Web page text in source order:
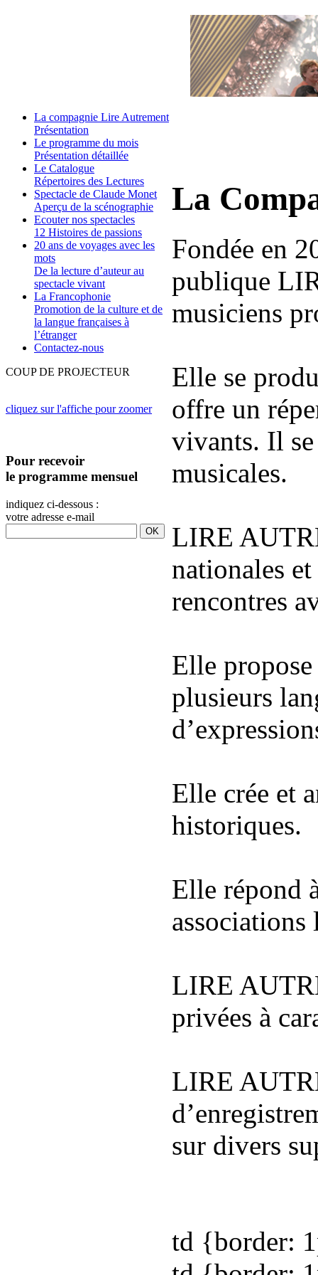
La compagnie Lire Autrement
Présentation
Le programme du mois
Présentation détaillée
Le Catalogue
Répertoires des Lectures
Spectacle de Claude Monet
Aperçu de la scénographie
Ecouter nos spectacles
12 Histoires de passions
20 ans de voyages avec les
mots
De la lecture d’auteur au
spectacle vivant
La Francophonie
Promotion de la culture et de
la langue françaises à
l’étranger
Contactez-nous
COUP DE PROJECTEUR
cliquez sur l'affiche pour zoomer
Pour recevoir
le programme mensuel
indiquez ci-dessous :
votre adresse e-mail
La
Fondée en
publique
musiciens
Elle se
offre un
vivants. Il se
musicales.
LIRE
nationales
rencontres
Elle
plusieurs
Elle crée et
historiques.
Elle répond
LIRE
privées à
LIRE
sur divers
td {border:
Les